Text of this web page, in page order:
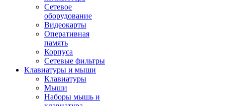
Сетевое
оборудование
Видеокарты
Оперативная
память
Корпуса
Сетевые фильтры
Клавиатуры и мыши
Клавиатуры
Мыши
Наборы мышь и